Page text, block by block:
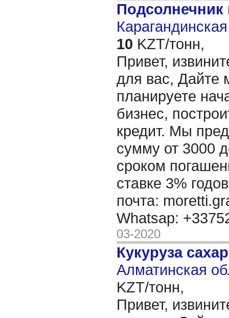
10 KZT/тонн,
Привет,
для вас, Дайте
планируете
бизнес,
кредит. Мы
сумму от 3000
сроком
ставке 3%
почта:
Whatsap:
03-2020
Кукуруза
Алматинская
KZT/тонн,
Привет,